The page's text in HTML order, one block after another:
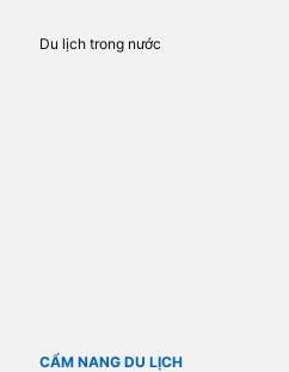
Du lịch trong nước
CẨM NANG DU LỊCH